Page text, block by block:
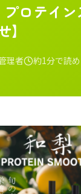
プロテイ
理者 約1分で読